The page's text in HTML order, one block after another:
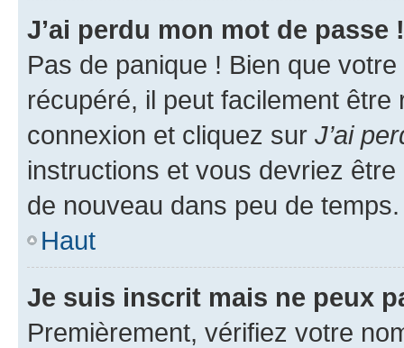
J’ai perdu mon mot de passe !
Pas de panique ! Bien que
récupéré, il peut facilement
connexion et cliquez sur J’ai
instructions et vous devriez
de nouveau dans peu de temps.
Haut
Je suis inscrit mais ne peux
Premièrement, vérifiez votre